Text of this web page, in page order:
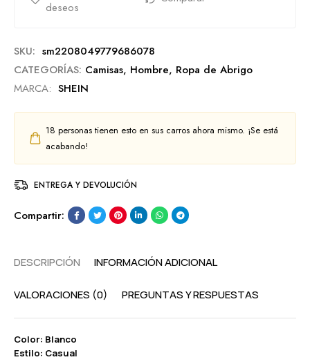
SKU: sm2208049779686078
CATEGORÍAS: Camisas, Hombre, Ropa de Abrigo
MARCA: SHEIN
18 personas tienen esto en sus carros ahora mismo. ¡Se está
acabando!
ENTREGA Y DEVOLUCIÓN
Compartir:
DESCRIPCIÓN INFORMACIÓN ADICIONAL
VALORACIONES (0) PREGUNTAS Y RESPUESTAS
Color: Blanco
Estilo: Casual